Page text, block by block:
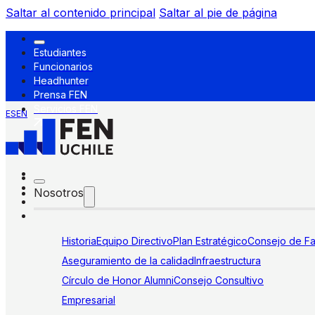
Saltar al contenido principal Saltar al pie de página
Estudiantes
Funcionarios
Headhunter
Prensa FEN
ESEN
Nosotros
HistoriaEquipo DirectivoPlan EstratégicoConsejo de
Aseguramiento de la calidadInfraestructura
Círculo de Honor AlumniConsejo Consultivo
Empresarial